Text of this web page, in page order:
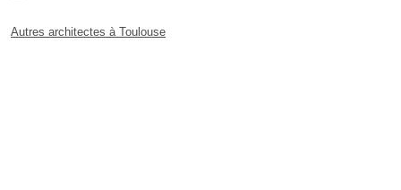
Autres architectes à Toulouse